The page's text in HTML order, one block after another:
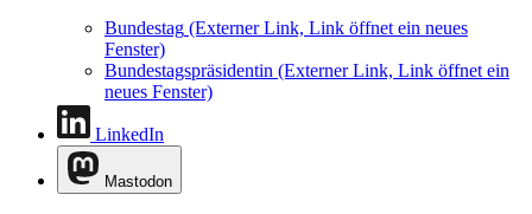
Bundestag (Externer Link, Link öffnet ein neues
Fenster)
Bundestagspräsidentin (Externer Link, Link öffnet ein
neues Fenster)
LinkedIn
Mastodon